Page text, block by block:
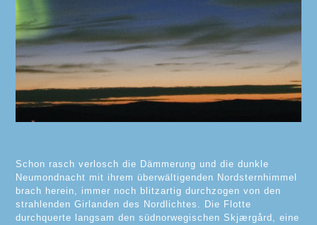
Schon rasch verlosch die Dämmerung und die dunkle
Neumondnacht mit ihrem überwältigenden Nordsternhimmel
brach herein, immer noch blitzartig durchzogen von den
strahlenden Girlanden des Nordlichtes. Die Flotte
durchquerte langsam den südnorwegischen Skjærgård, eine